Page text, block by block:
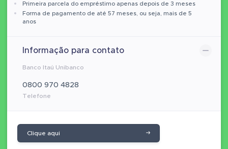
Primeira parcela do empréstimo apenas depois de 3 meses
Forma de pagamento de até 57 meses, ou seja, mais de 5
anos
Informação para contato
Banco Itaú Unibanco
0800 970 4828
Telefone
Clique aqui